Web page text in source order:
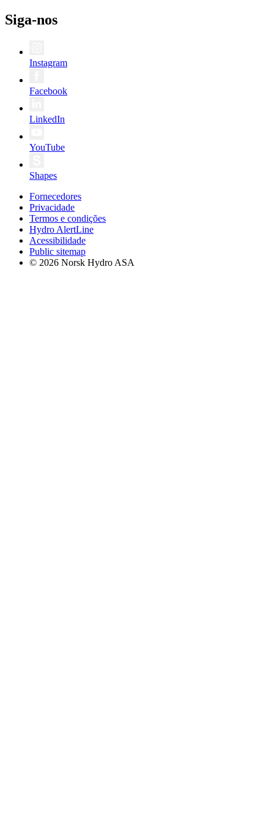
Siga-nos
Instagram
Facebook
LinkedIn
YouTube
Shapes
Fornecedores
Privacidade
Termos e condições
Hydro AlertLine
Acessibilidade
Public sitemap
© 2026 Norsk Hydro ASA